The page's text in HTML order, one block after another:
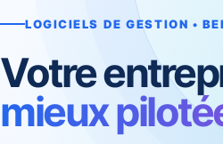
LOGICIELS DE GESTION •
Votre
mieux